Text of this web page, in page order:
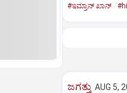
#ಇಮ್ರಾನ್‌ ಖಾನ್‌
ಜಗತ್ತು AUG 5,